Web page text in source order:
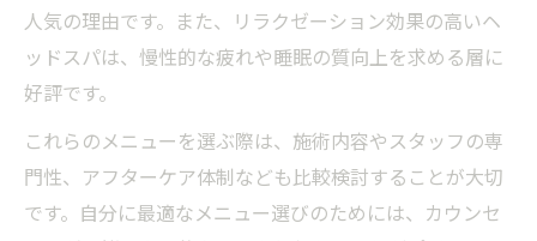
人気の理由です。また、リラクゼーション効果の高いヘ
ッドスパは、慢性的な疲れや睡眠の質向上を求める層に
好評です。
これらのメニューを選ぶ際は、施術内容やスタッフの専
門性、アフターケア体制なども比較検討することが大切
です。自分に最適なメニュー選びのためには、カウンセ